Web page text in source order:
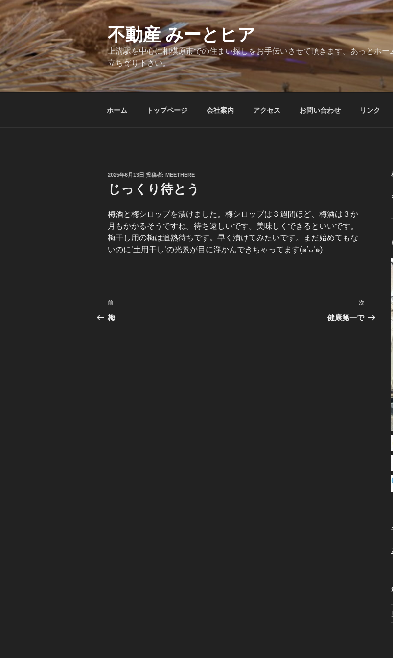
コ
ン
テ
ン
ツ
へ
ス
キ
不動産 みーとヒア
上溝駅を中心に相模原市での住まい探しをお手伝いさせて頂きます。あっとホ
立ち寄り下さい。
ホーム トップページ 会社案内 アクセス お問い合わせ リンク
投
日:
2025年6月13日 投稿者: MEETHERE
じっくり待とう
梅酒と梅シロップを漬けました。梅シロップは３週間ほど、梅酒は３か
月もかかるそうですね。待ち遠しいです。美味しくできるといいです。
梅干し用の梅は追熟待ちです。早く漬けてみたいです。まだ始めてもな
いのに’土用干し’の光景が目に浮かんできちゃってます(๑’ᴗ’๑)
投
稿
前
の
前
梅
次
の
次
健康第一で